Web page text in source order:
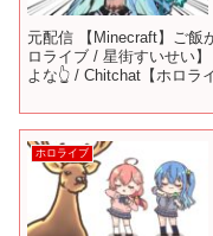
元配信 【Minecraft】ご
ロライブ / 星街すいせい
よな👆 / Chitchat【ホロラ
ホロライブ